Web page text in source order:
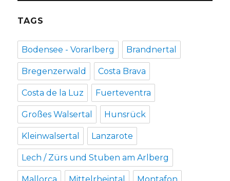
TAGS
Bodensee - Vorarlberg Brandnertal
Bregenzerwald Costa Brava
Costa de la Luz Fuerteventra
Großes Walsertal Hunsrück
Kleinwalsertal Lanzarote
Lech / Zürs und Stuben am Arlberg
Mallorca Mittelrheintal Montafon